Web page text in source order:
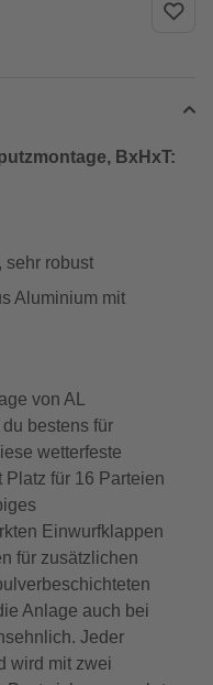
BxHxT:
sehr robust
Aluminium mit
von AL
bestens für
wetterfeste
für 16 Parteien
Einwurfklappen
für zusätzlichen
Anlage auch bei
Jeder
wird mit zwei